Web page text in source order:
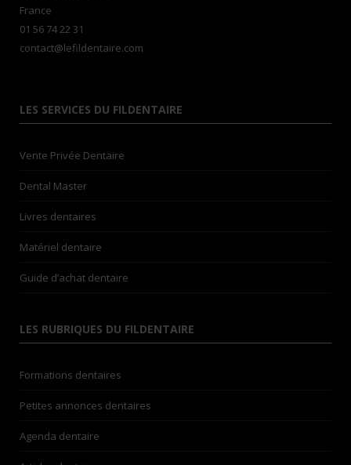
France
01 56 74 22 31
contact@lefildentaire.com
LES SERVICES DU FILDENTAIRE
Vente Privée Dentaire
Dental Master
Livres dentaires
Matériel dentaire
Guide d’achat dentaire
LES RUBRIQUES DU FILDENTAIRE
Formations dentaires
Petites annonces dentaires
Agenda dentaire